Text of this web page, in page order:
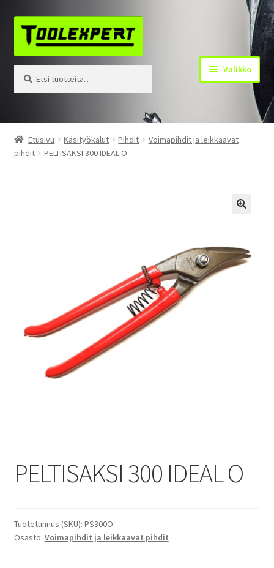
Siirry
navigointiin
Siirry
sisältöön
Valikko
Tuotteet
Yhteystiedot
Etusivu Käsityökalut Pihdit
Voimapihdit ja leikkaavat
pihdit
PELTISAKSI 300 IDEAL O
PELTISAKSI 300 IDEAL O
Tuotetunnus (SKU): PS300O
Osasto: Voimapihdit ja leikkaavat pihdit